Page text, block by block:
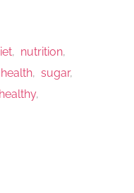
nutrition
health
sugar